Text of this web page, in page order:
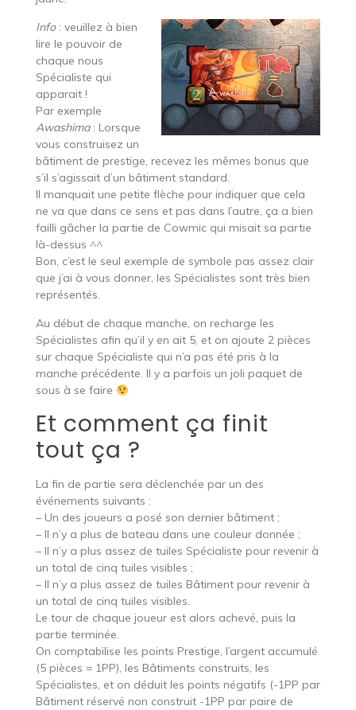
Info : veuillez à bien
lire le pouvoir de
chaque nous
Spécialiste qui
apparait !
Par exemple
Awashima : Lorsque
vous construisez un
bâtiment de prestige, recevez les mêmes bonus que
s’il s’agissait d’un bâtiment standard.
Il manquait une petite flèche pour indiquer que cela
ne va que dans ce sens et pas dans l’autre, ça a bien
failli gâcher la partie de Cowmic qui misait sa partie
là-dessus ^^
Bon, c’est le seul exemple de symbole pas assez clair
que j’ai à vous donner, les Spécialistes sont très bien
représentés.
Au début de chaque manche, on recharge les
Spécialistes afin qu’il y en ait 5, et on ajoute 2 pièces
sur chaque Spécialiste qui n’a pas été pris à la
manche précédente. Il y a parfois un joli paquet de
sous à se faire
Et comment ça finit
tout ça ?
La fin de partie sera déclenchée par un des
événements suivants :
– Un des joueurs a posé son dernier bâtiment ;
– Il n’y a plus de bateau dans une couleur donnée ;
– Il n’y a plus assez de tuiles Spécialiste pour revenir à
un total de cinq tuiles visibles ;
– Il n’y a plus assez de tuiles Bâtiment pour revenir à
un total de cinq tuiles visibles.
Le tour de chaque joueur est alors achevé, puis la
partie terminée.
On comptabilise les points Prestige, l’argent accumulé
(5 pièces = 1PP), les Bâtiments construits, les
Spécialistes, et on déduit les points négatifs (-1PP par
Bâtiment réservé non construit -1PP par paire de